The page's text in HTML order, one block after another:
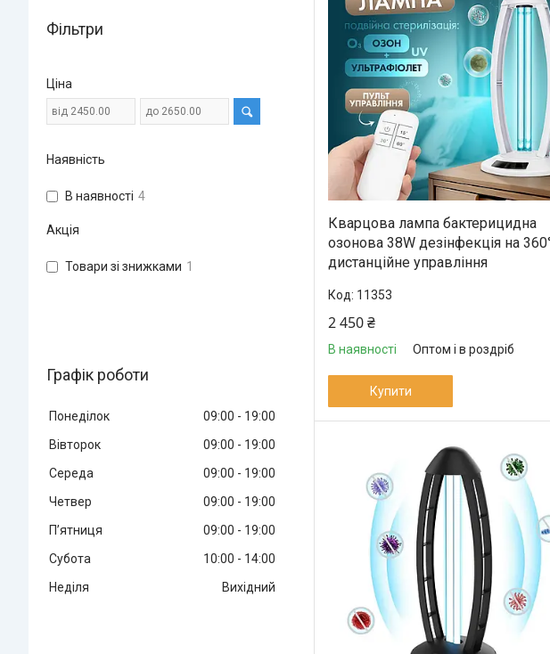
Кварцова лампа бактерицидна
озонова 38W дезінфекція на
дистанційне управління
11353
2 450 ₴
В наявності Оптом і в роздріб
Купити
Фільтри
Ціна
Наявність
В наявності 4
Акція
Товари зі знижками 1
Графік роботи
Понеділок 09:00
19:00
Вівторок
09:00
19:00
Середа
09:00
19:00
Четвер
09:00
19:00
Пʼятниця
09:00
19:00
Субота
10:00
14:00
Неділя
Вихідний